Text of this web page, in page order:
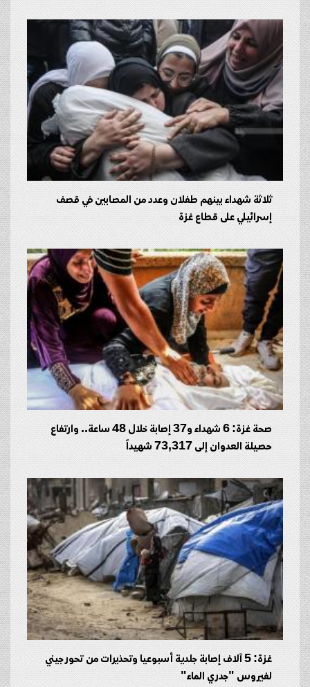
ثلاثة شهداء بينهم طفلان وعدد من المصابين في قصف
إسرائيلي على قطاع غزة
صحة غزة: 6 شهداء و37 إصابة خلال 48 ساعة.. وارتفاع
حصيلة العدوان إلى 73,317 شهيداً
غزة: 5 آلاف إصابة جلدية أسبوعيا وتحذيرات من تحور جيني
لفيروس "جدري الماء"